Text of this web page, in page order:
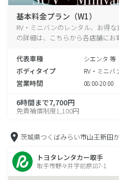
基本料金プラン（W1）
RV・ミニバンのレンタル、お得
の詳細は、こちらから各店舗にお
代表車種 シエンタ 等
ボディタイプ RV・ミニバ
営業時間 08:00-20:00
6時間まで7,700円
免責補償制度1,100円
茨城県つくばみらい市山王新田
トヨタレンタカー取手
取手市野々井字前原187-1